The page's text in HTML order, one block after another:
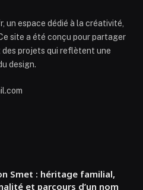
un espace dédié à la créativité,
site a été conçu pour partager
des projets qui reflètent une
design.
Smet : héritage familial,
et parcours d’un nom